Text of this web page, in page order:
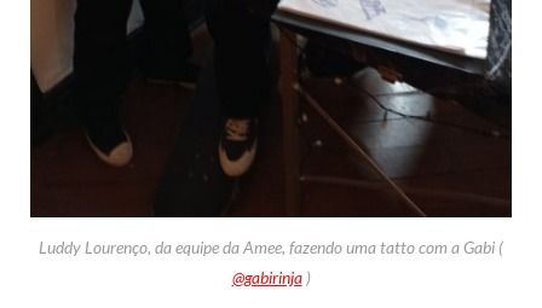
Luddy Lourenço, da equipe da Amee, fazendo uma tatto com a Gabi (
@gabirinja)